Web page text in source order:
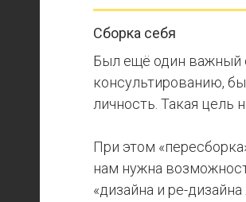
Сборка себя
Был ещё один важный
консультированию,
личность. Такая цель
При этом
нам нужна
«дизайна и ре-